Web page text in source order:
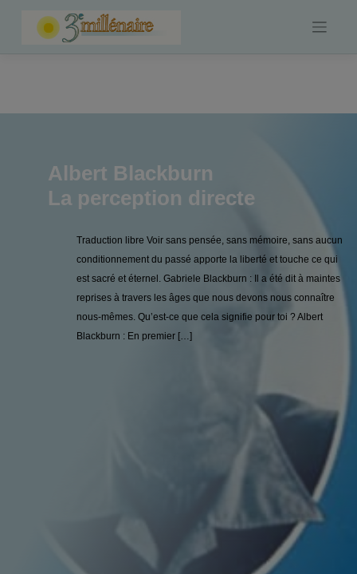
Albert Blackburn
La perception directe
Traduction libre Voir sans pensée, sans mémoire, sans aucun
conditionnement du passé apporte la liberté et touche ce qui
est sacré et éternel. Gabriele Blackburn : Il a été dit à maintes
reprises à travers les âges que nous devons nous connaître
nous-mêmes. Qu’est-ce que cela signifie pour toi ? Albert
Blackburn : En premier […]